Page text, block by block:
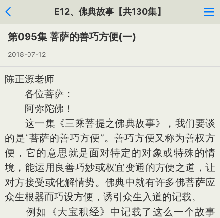
E12、佛典故事【共130集】
第095集 菩萨的善巧方便(一)
2018-07-12
陈正源老师
各位菩萨：
阿弥陀佛！
这一集《三乘菩提之佛典故事》，我们要谈
的是“菩萨的善巧方便”。善巧方便又称为善权方
便，它的意思就是面对特定的对象或特殊的情
境，能运用良善巧妙或权宜变通的方便之道，让
对方接受或化解情势。佛典中就有许多佛菩萨应
众生根器而巧设方便，诱引众生入道的记载。
例如《大宝积经》中记载了这么一个故事